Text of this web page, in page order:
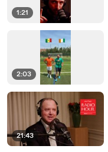
1:21
2:03
21:43